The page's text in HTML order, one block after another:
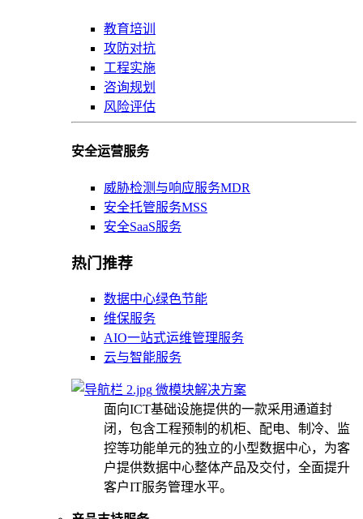
教育培训
攻防对抗
工程实施
咨询规划
风险评估
安全运营服务
威胁检测与响应服务MDR
安全托管服务MSS
安全SaaS服务
热门推荐
数据中心绿色节能
维保服务
AIO一站式运维管理服务
云与智能服务
微模块解决方案
面向ICT基础设施提供的一款采用通道封
闭，包含工程预制的机柜、配电、制冷、监
控等功能单元的独立的小型数据中心，为客
户提供数据中心整体产品及交付，全面提升
客户IT服务管理水平。